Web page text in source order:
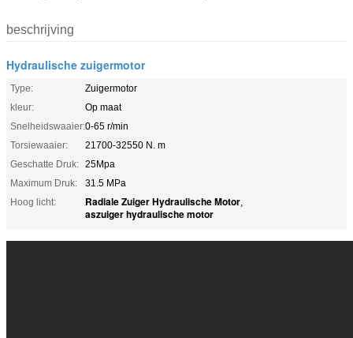
beschrijving
Hydraulische zuigermotor
Type:
Zuigermotor
kleur:
Op maat
Snelheidswaaier:0-65 r/min
Torsiewaaier:
21700-32550 N. m
Geschatte Druk: 25Mpa
Maximum Druk:
31.5 MPa
Hoog licht:
Radiale Zuiger Hydraulische Motor,
aszuiger hydraulische motor